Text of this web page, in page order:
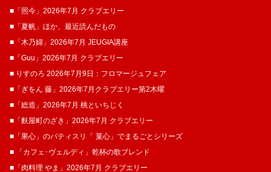
■「照今」2026年7月 クラブエリー
■「夏帆」ほか、最近読んだもの
■「木乃婦」2026年7月 JEUGIA講座
■「Guu」2026年7月 クラブエリー
■ りすのろ 2026年7月9日：フロマージュフェア
■「ぎをん 藤」2026年7月クラブエリー第2木曜
■「総造」2026年7月 桃といちじく
■「麩屋町のざき」2026年7月 クラブエリー
■「果心」のパティスリ「 菓​心」でまるごとシリーズ
■ 「カフェ･ヴェルディ」乾杯の歌ブレンド
■「肉料理 やま」2026年7月 クラブエリー